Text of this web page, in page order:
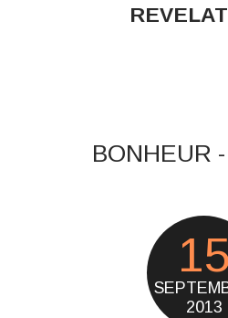
BONHEUR
15
2013